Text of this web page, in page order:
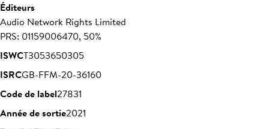
Éditeurs
Audio Network Rights Limited
PRS: 01159006470, 50%
ISWCT3053650305
ISRCGB-FFM-20-36160
Code de label27831
Année de sortie2021